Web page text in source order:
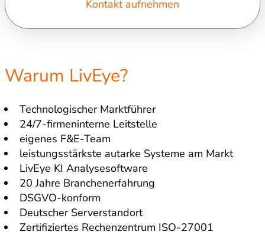
Kontakt aufnehmen
Warum LivEye?
Technologischer Marktführer
24/7-firmeninterne Leitstelle
eigenes F&E-Team
leistungsstärkste autarke Systeme am Markt
LivEye KI Analysesoftware
20 Jahre Branchenerfahrung
DSGVO-konform
Deutscher Serverstandort
Zertifiziertes Rechenzentrum ISO-27001